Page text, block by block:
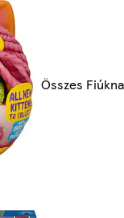
Összes